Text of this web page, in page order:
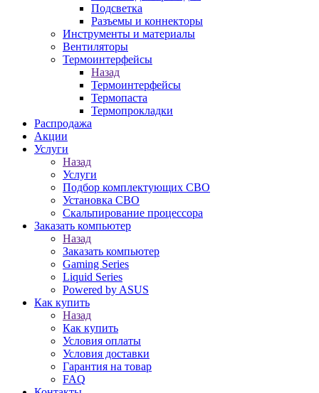
Подсветка
Разъемы и коннекторы
Инструменты и материалы
Вентиляторы
Термоинтерфейсы
Назад
Термоинтерфейсы
Термопаста
Термопрокладки
Распродажа
Акции
Услуги
Назад
Услуги
Подбор комплектующих СВО
Установка СВО
Скальпирование процессора
Заказать компьютер
Назад
Заказать компьютер
Gaming Series
Liquid Series
Powered by ASUS
Как купить
Назад
Как купить
Условия оплаты
Условия доставки
Гарантия на товар
FAQ